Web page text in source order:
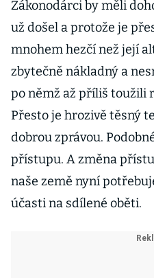
Zákonodárci by měli
už došel a protože je
mnohem hezčí než její
zbytečně nákladný a
po němž až příliš toužili
Přesto je hrozivě těsný
dobrou zprávou.
přístupu. A změna
naše země nyní
účasti na sdílené oběti.